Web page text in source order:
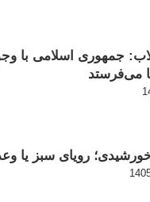
جمهوری اسلامی با
می‌فرستد